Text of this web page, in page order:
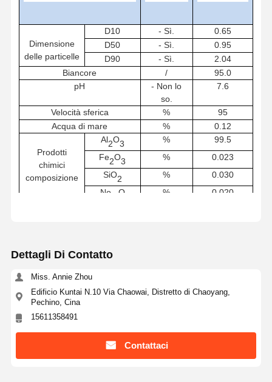
Dimensione
delle particelle
D10 - Sì. 0. 65
D50
- Sì.
0.95
D90 - Sì.
2.04
Biancore
/ 95. 0
pH
- Non lo
so.
7. 6
Velocità sferica % 95
Acqua di mare
% 0. 12
Prodotti
chimici
composizione
Al2O3 % 99. 5
Fe2O3 % 0.023
SiO2 % 0.030
No.
O % 0.020
Dettagli Di Contatto
Miss. Annie Zhou
Edificio Kuntai N.10 Via Chaowai, Distretto di Chaoyang,
Pechino, Cina
15611358491
Contattaci